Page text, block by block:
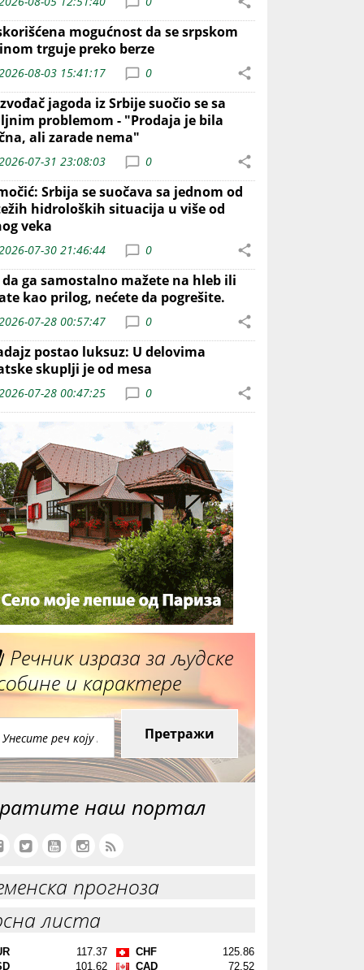
mogućnost da se srpskom
trguje preko berze
08-03 15:41:17 0
jagoda iz Srbije suočio se sa
problemom - "Prodaja je bila
ali zarade nema"
07-31 23:08:03 0
Srbija se suočava sa jednom od
hidroloških situacija u više od
veka
07-30 21:46:44 0
ga samostalno mažete na hleb ili
kao prilog, nećete da pogrešite.
07-28 00:57:47 0
postao luksuz: U delovima
skuplji je od mesa
07-28 00:47:25 0
Речник израза за људске
и карактере
Претражи
наш портал
прогноза
листа